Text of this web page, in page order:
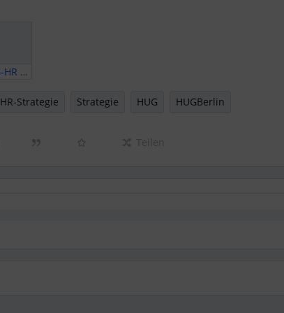
20231017_HUG-HR Strategie_Handout.pdf
HR-Strategie Strategie HUG HUGBerlin
Teilen